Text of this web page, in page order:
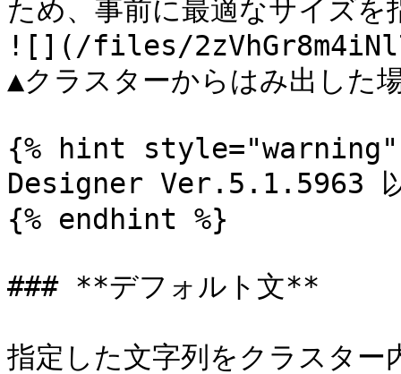
ため、事前に最適なサイズ
![](/files/
▲クラスターからはみ出した
{% hint style="warning"
Designer Ver.5.1.5963 以
{% endhint %}
### **デフォルト文**
指定した文字列をクラスタ